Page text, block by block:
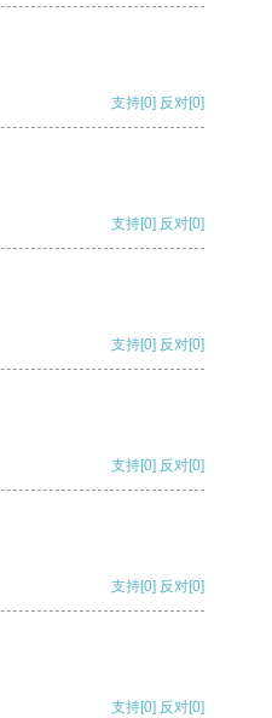
支持[0] 反对[0]
支持[0] 反对[0]
支持[0] 反对[0]
支持[0] 反对[0]
支持[0] 反对[0]
支持[0] 反对[0]